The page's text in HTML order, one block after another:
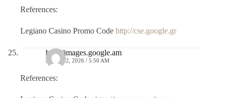
References:
Legiano Casino Promo Code http://cse.google.gr
http://images.google.am
JULIO 12, 2026 / 5:50 AM
References: